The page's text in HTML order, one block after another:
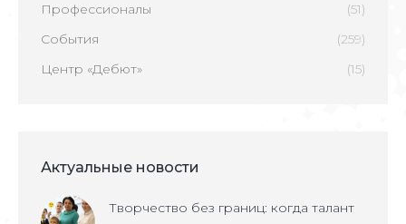
Профессионалы
(51)
События
(259)
Центр «Дебют»
(15)
Актуальные новости
Творчество без границ: когда талант